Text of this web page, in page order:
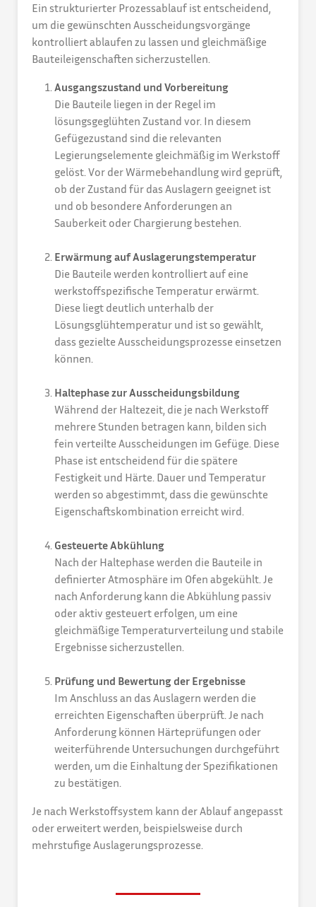
Ein strukturierter Prozessablauf ist entscheidend,
um die gewünschten Ausscheidungsvorgänge
kontrolliert ablaufen zu lassen und gleichmäßige
Bauteileigenschaften sicherzustellen.
Ausgangszustand und Vorbereitung
Die Bauteile liegen in der Regel im
lösungsgeglühten Zustand vor. In diesem
Gefügezustand sind die relevanten
Legierungselemente gleichmäßig im Werkstoff
gelöst. Vor der Wärmebehandlung wird geprüft,
ob der Zustand für das Auslagern geeignet ist
und ob besondere Anforderungen an
Sauberkeit oder Chargierung bestehen.
Erwärmung auf Auslagerungstemperatur
Die Bauteile werden kontrolliert auf eine
werkstoffspezifische Temperatur erwärmt.
Diese liegt deutlich unterhalb der
Lösungsglühtemperatur und ist so gewählt,
dass gezielte Ausscheidungsprozesse einsetzen
können.
Haltephase zur Ausscheidungsbildung
Während der Haltezeit, die je nach Werkstoff
mehrere Stunden betragen kann, bilden sich
fein verteilte Ausscheidungen im Gefüge. Diese
Phase ist entscheidend für die spätere
Festigkeit und Härte. Dauer und Temperatur
werden so abgestimmt, dass die gewünschte
Eigenschaftskombination erreicht wird.
Gesteuerte Abkühlung
Nach der Haltephase werden die Bauteile in
definierter Atmosphäre im Ofen abgekühlt. Je
nach Anforderung kann die Abkühlung passiv
oder aktiv gesteuert erfolgen, um eine
gleichmäßige Temperaturverteilung und stabile
Ergebnisse sicherzustellen.
Prüfung und Bewertung der Ergebnisse
Im Anschluss an das Auslagern werden die
erreichten Eigenschaften überprüft. Je nach
Anforderung können Härteprüfungen oder
weiterführende Untersuchungen durchgeführt
werden, um die Einhaltung der Spezifikationen
zu bestätigen.
Je nach Werkstoffsystem kann der Ablauf angepasst
oder erweitert werden, beispielsweise durch
mehrstufige Auslagerungsprozesse.